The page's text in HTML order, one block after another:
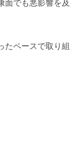
面でも悪影響を及
たペースで取り組